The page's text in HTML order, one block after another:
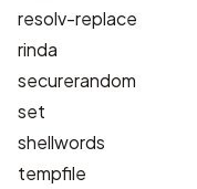
resolv-replace
rinda
securerandom
set
shellwords
tempfile